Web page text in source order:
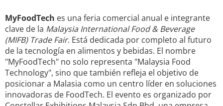
MyFoodTech es una feria comercial anual e integrante
clave de la Malaysia International Food & Beverage
(MIFB) Trade Fair. Está dedicada por completo al futuro
de la tecnología en alimentos y bebidas. El nombre
"MyFoodTech" no solo representa "Malaysia Food
Technology", sino que también refleja el objetivo de
posicionar a Malasia como un centro líder en soluciones
innovadoras de FoodTech. El evento es organizado por